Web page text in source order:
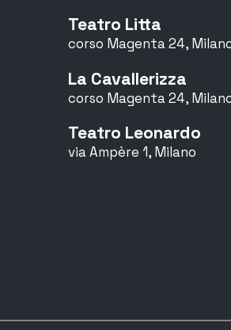
Teatro Litta
corso Magenta 24,
La Cavallerizza
corso Magenta 24,
Teatro Leonardo
via Ampère 1, Milano